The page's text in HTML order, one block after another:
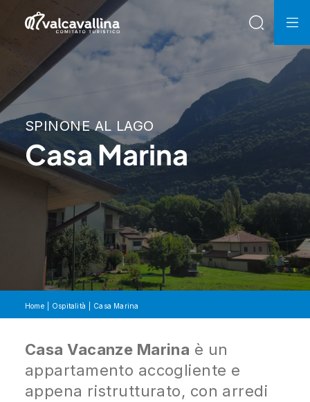
SPINONE AL LAGO
Casa Marina
Home Ospitalità Casa Marina
Casa Vacanze Marina è un
appartamento accogliente e
appena ristrutturato, con arredi